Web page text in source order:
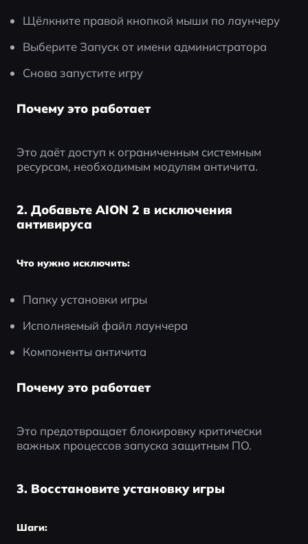
Щёлкните правой кнопкой мыши по лаунчеру
Выберите Запуск от имени администратора
Снова запустите игру
Почему это работает
Это даёт доступ к ограниченным системным
ресурсам, необходимым модулям античита.
2. Добавьте AION 2 в исключения
антивируса
Что нужно исключить:
Папку установки игры
Исполняемый файл лаунчера
Компоненты античита
Почему это работает
Это предотвращает блокировку критически
важных процессов запуска защитным ПО.
3. Восстановите установку игры
Шаги: